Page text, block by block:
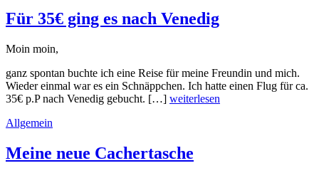
Für 35€ ging es nach Venedig
Moin moin,
ganz spontan buchte ich eine Reise für meine Freundin und mich.
Wieder einmal war es ein Schnäppchen. Ich hatte einen Flug für ca.
35€ p.P nach Venedig gebucht. […] „Für
nach
Venedig“
weiterlesen
Allgemein
Meine neue Cachertasche